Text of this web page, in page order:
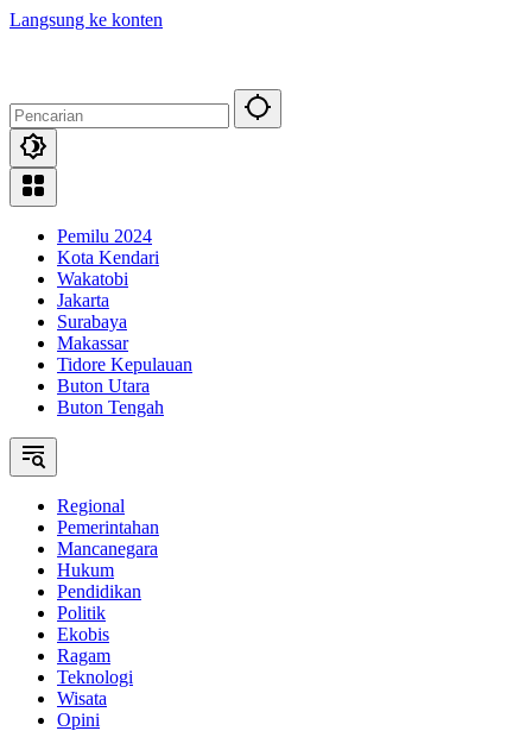
Langsung ke konten
Pemilu 2024
Kota Kendari
Wakatobi
Jakarta
Surabaya
Makassar
Tidore Kepulauan
Buton Utara
Buton Tengah
Regional
Pemerintahan
Mancanegara
Hukum
Pendidikan
Politik
Ekobis
Ragam
Teknologi
Wisata
Opini